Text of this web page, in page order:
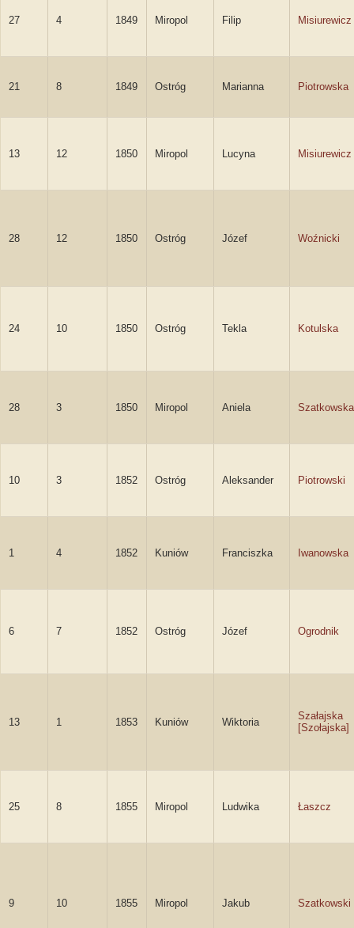
27 4 1849 Miropol Filip Misiurewicz
21 8 1849 Ostróg Marianna Piotrowska
13 12 1850 Miropol Lucyna Misiurewicz
28 12 1850 Ostróg Józef Woźnicki
24 10 1850 Ostróg Tekla Kotulska
28 3 1850 Miropol Aniela Szatkowska
10 3 1852 Ostróg Aleksander Piotrowski
1 4 1852 Kuniów Franciszka Iwanowska
6 7 1852 Ostróg Józef Ogrodnik
13 1 1853 Kuniów Wiktoria
Szałajska
[Szołajska]
25 8 1855 Miropol Ludwika Łaszcz
9 10 1855 Miropol Jakub Szatkowski